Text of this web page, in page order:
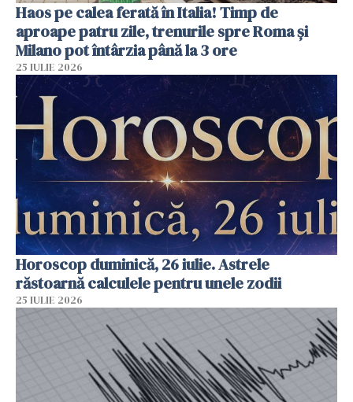
Haos pe calea ferată în Italia! Timp de
aproape patru zile, trenurile spre Roma și
Milano pot întârzia până la 3 ore
25 IULIE 2026
Horoscop duminică, 26 iulie. Astrele
răstoarnă calculele pentru unele zodii
25 IULIE 2026